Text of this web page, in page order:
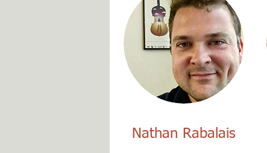
Nathan Rabalais